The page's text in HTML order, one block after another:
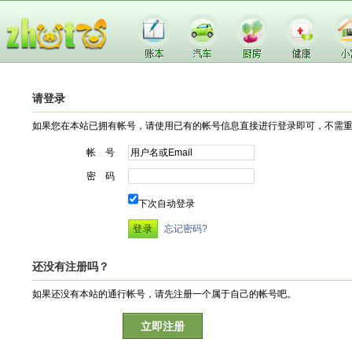
请登录
如果您在本站已拥有帐号，请使用已有的帐号信息直接进行登录即可，不需
帐 号
密 码
下次自动登录
忘记密码?
还没有注册吗？
如果还没有本站的通行帐号，请先注册一个属于自己的帐号吧。
立即注册